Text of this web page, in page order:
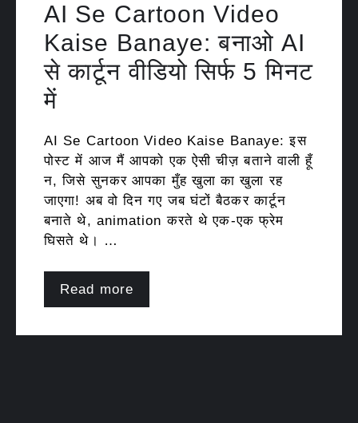
AI Se Cartoon Video
Kaise Banaye: बनाओ AI
से कार्टून वीडियो सिर्फ 5 मिनट
में
AI Se Cartoon Video Kaise Banaye: इस
पोस्ट में आज मैं आपको एक ऐसी चीज़ बताने वाली हूँ
न, जिसे सुनकर आपका मुँह खुला का खुला रह
जाएगा! अब वो दिन गए जब घंटों बैठकर कार्टून
बनाते थे, animation करते थे एक-एक फ्रेम
घिसते थे। …
Read more